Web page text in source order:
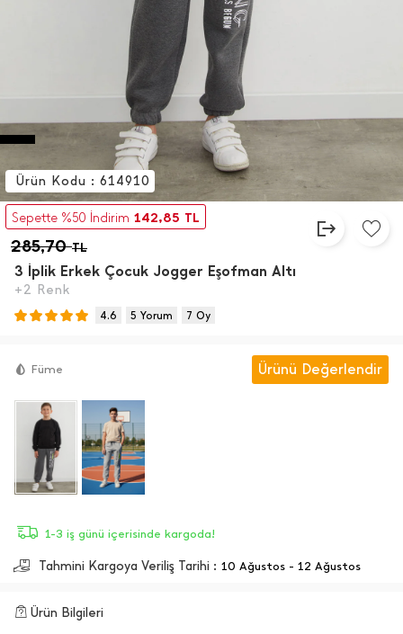
Sepette %50 İndirim 142,85 TL
285,70TL
3 İ̇plik Erkek Çocuk Jogger Eşofman Altı
+2 Renk
Ürün Kodu : 614910
4.6 5 Yorum 7 Oy
Füme Ürünü Değerlendir
1-3 iş günü içerisinde kargoda!
Tahmini Kargoya Veriliş Tarihi : 10 Ağustos - 12 Ağustos
Ürün Bilgileri